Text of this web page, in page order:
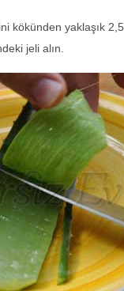
kökünden yaklaşık
jeli alın.